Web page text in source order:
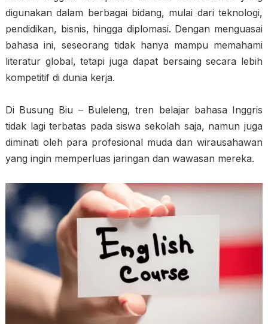
digunakan dalam berbagai bidang, mulai dari teknologi,
pendidikan, bisnis, hingga diplomasi. Dengan menguasai
bahasa ini, seseorang tidak hanya mampu memahami
literatur global, tetapi juga dapat bersaing secara lebih
kompetitif di dunia kerja.
Di Busung Biu – Buleleng, tren belajar bahasa Inggris
tidak lagi terbatas pada siswa sekolah saja, namun juga
diminati oleh para profesional muda dan wirausahawan
yang ingin memperluas jaringan dan wawasan mereka.